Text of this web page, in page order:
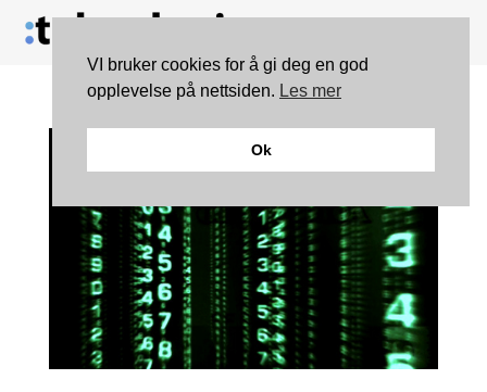
VI bruker cookies for å gi deg en god
opplevelse på nettsiden. Les mer
Ok